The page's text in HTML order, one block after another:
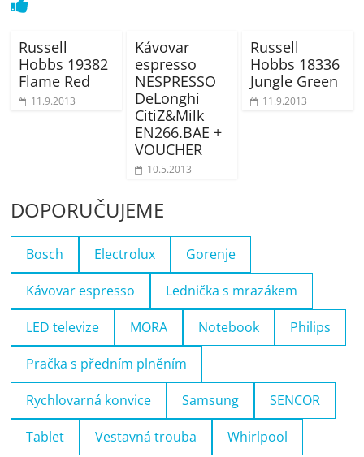
Russell
Hobbs 19382
Flame Red
11.9.2013
Kávovar
espresso
NESPRESSO
DeLonghi
CitiZ&Milk
EN266.BAE +
VOUCHER
10.5.2013
Russell
Hobbs 18336
Jungle Green
11.9.2013
DOPORUČUJEME
Bosch Electrolux Gorenje
Kávovar espresso Lednička s mrazákem
LED televize MORA Notebook Philips
Pračka s předním plněním
Rychlovarná konvice Samsung SENCOR
Tablet Vestavná trouba Whirlpool